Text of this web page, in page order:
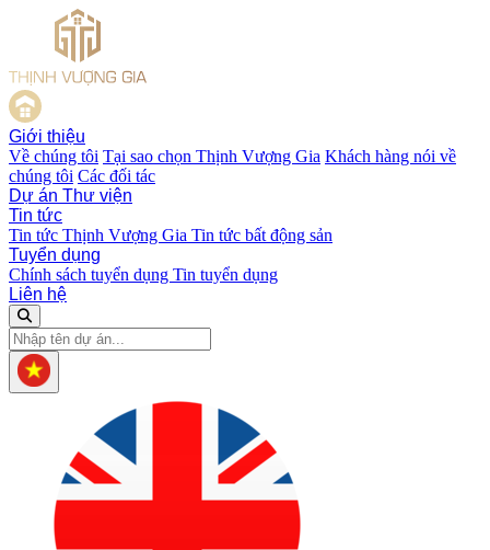
Giới thiệu
Về chúng tôi Tại sao chọn Thịnh Vượng Gia Khách hàng nói về
chúng tôi Các đối tác
Dự án Thư viện
Tin tức
Tin tức Thịnh Vượng Gia Tin tức bất động sản
Tuyển dụng
Chính sách tuyển dụng Tin tuyển dụng
Liên hệ